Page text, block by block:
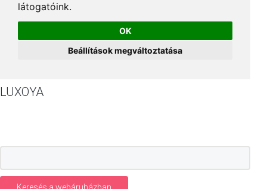
látogatóink.
OK
Beállítások megváltoztatása
LUXOYA